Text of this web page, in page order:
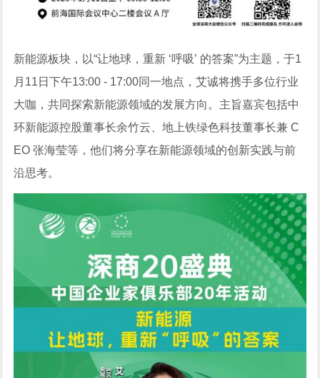
新能源板块，以“让地球，重新 ‘呼吸’ 的答案”为主题，于1
月11日下午13:00 - 17:00同一地点，艾诚将携手多位行业
大咖，共同探索新能源领域的发展方向。主旨嘉宾包括中
环新能源控股董事长余竹云、地上铁绿色科技董事长兼 C
EO 张海莹等，他们将分享在新能源领域的创新实践与前
沿思考。